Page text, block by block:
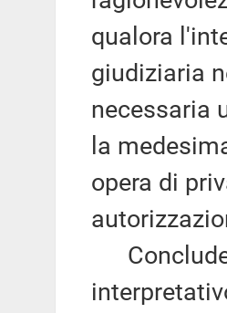
qualora
giudiziaria
necessaria
la
opera di
Conclude